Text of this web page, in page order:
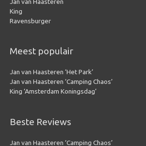
King
Ravensburger
Meest populair
Jan van Haasteren ‘Het Park’
Jan van Haasteren ‘Camping Chaos’
King ‘Amsterdam Koningsdag’
Beste Reviews
Jan van Haasteren ‘Camping Chaos’